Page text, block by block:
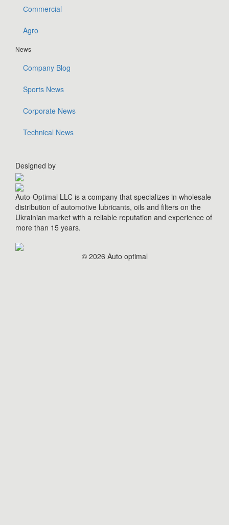
Сommercial
Agro
News
Company Blog
Sports News
Corporate News
Technical News
Designed by
Auto-Optimal LLC is a company that specializes in wholesale
distribution of automotive lubricants, oils and filters on the
Ukrainian market with a reliable reputation and experience of
more than 15 years.
© 2026 Auto optimal